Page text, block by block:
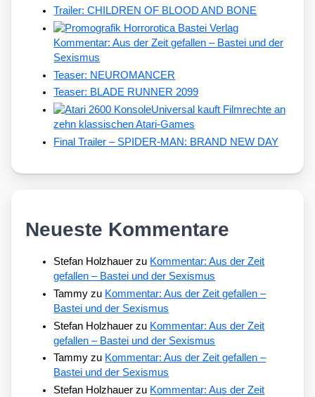
Trailer: CHILDREN OF BLOOD AND BONE
Kommentar: Aus der Zeit gefallen – Bastei und der
Sexismus
Teaser: NEUROMANCER
Teaser: BLADE RUNNER 2099
Universal kauft Filmrechte an
zehn klassischen Atari-Games
Final Trailer – SPIDER-MAN: BRAND NEW DAY
Neueste Kommentare
Stefan Holzhauer zu Kommentar: Aus der Zeit
gefallen – Bastei und der Sexismus
Tammy zu Kommentar: Aus der Zeit gefallen –
Bastei und der Sexismus
Stefan Holzhauer zu Kommentar: Aus der Zeit
gefallen – Bastei und der Sexismus
Tammy zu Kommentar: Aus der Zeit gefallen –
Bastei und der Sexismus
Stefan Holzhauer zu Kommentar: Aus der Zeit